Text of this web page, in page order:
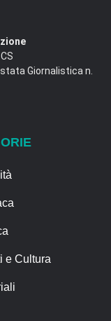
Giornalistica n.
e Cultura